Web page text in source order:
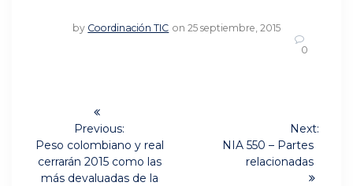
by Coordinación TIC on 25 septiembre, 2015
0
Navegación
de
entradas
Previous:
Previous
post:
Peso colombiano y real
cerrarán 2015 como las
más devaluadas de la
Next:
NIA 550 – Partes
relacionadas